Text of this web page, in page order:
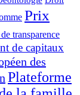
Prix
transparence
de capitaux
des
Plateforme